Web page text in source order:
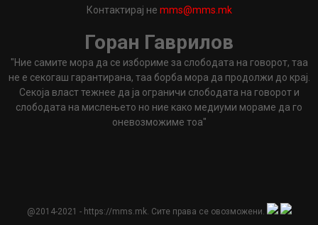
Контактирај не mms@mms.mk
Горан Гаврилов
"Ние самите мора да се избориме за слободата на говорот, таа
не е секогаш гарантирана, таа борба мора да продолжи до крај.
Секоја власт тежнее да ја ограничи слободата на говорот и
слободата на мислењето но ние како медиуми мораме да го
оневозможиме тоа"
@2014-2021 - https://mms.mk. Сите права се овозможени.